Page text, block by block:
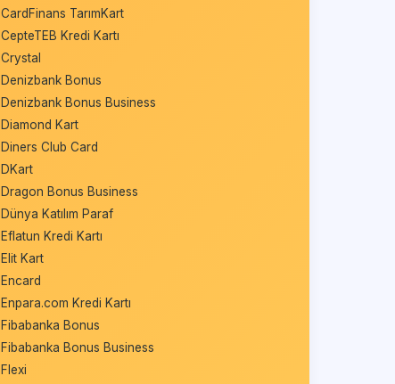
CardFinans TarımKart
CepteTEB Kredi Kartı
Crystal
Denizbank Bonus
Denizbank Bonus Business
Diamond Kart
Diners Club Card
DKart
Dragon Bonus Business
Dünya Katılım Paraf
Eflatun Kredi Kartı
Elit Kart
Encard
Enpara.com Kredi Kartı
Fibabanka Bonus
Fibabanka Bonus Business
Flexi